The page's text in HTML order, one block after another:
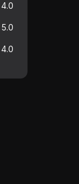
4.0
5.0
4.0